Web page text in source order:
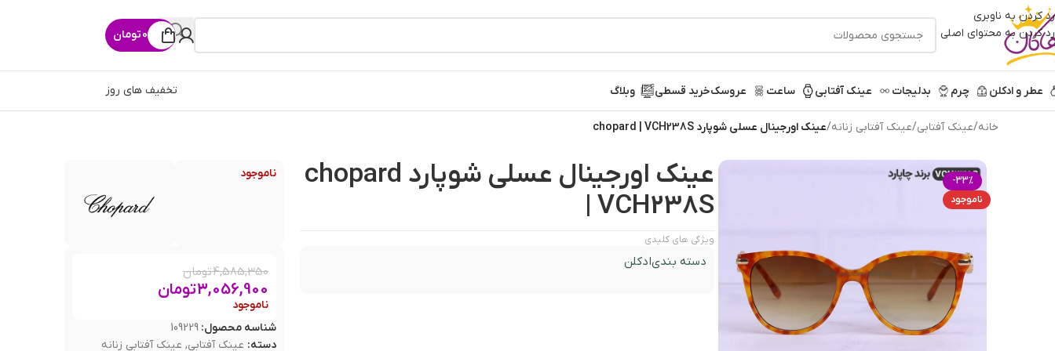
رد کردن به ناوبری
رد کردن به محتوای اصلی
0تومان
عطر و ادکلن چرم بدلیجات عینک آفتابی ساعت عروسکخرید قسطی وبلاگ تخفیف های روز
خانه/عینک آفتابی/عینک آفتابی زنانه/عینک اورجینال عسلی شوپارد chopard | VCH238S
ناموجود
4,585,350تومان
3,056,900تومان
ناموجود
شناسه محصول: 109229
دسته: عینک آفتابی, عینک آفتابی زنانه
-33%
ناموجود
عینک اورجینال عسلی شوپارد chopard
| VCH238S
ویژگی های کلیدی
دسته بندیادکلن